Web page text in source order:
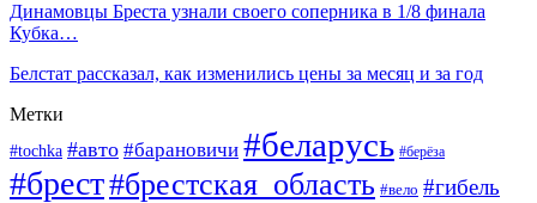
Динамовцы Бреста узнали своего соперника в 1/8 финала
Кубка…
Белстат рассказал, как изменились цены за месяц и за год
Метки
#tochka #авто #барановичи #беларусь #берёза
#брест#брестская_область #вело #гибель